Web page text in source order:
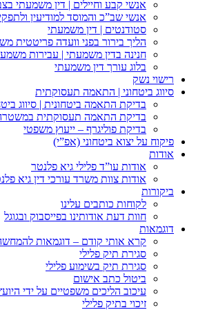
אנשי קבע וחיילים | דין משמעתי
אנשי שב”כ והמוסד למודיעין
סטודנטים | דין משמעתי
הליך בירור בפני וועדה פריטטית
חנינה בדין משמעתי | עבירות
בלוג עורך דין משמעתי
רישוי נשק
סיווג ביטחוני | התאמה תעסוקתית
בדיקת התאמה ביטחונית | סיווג
בדיקת התאמה תעסוקתית
בדיקת פוליגרף – ייעוץ משפטי
פיקוח על יצוא ביטחוני (אפ”י)
אודות
אודות עו”ד פלילי גיא פלנטר
אודות צוות משרד עורכי דין גיא
ביקורות
לקוחות כותבים עלינו
חוות דעת אודותינו בפייסבוק ובגוגל
דוגמאות
קרא אותי קודם – דוגמאות
סגירת תיק פלילי
סגירת תיק בשימוע פלילי
ביטול כתב אישום
עיכוב הליכים משפטיים על ידי
זיכוי בתיק פלילי